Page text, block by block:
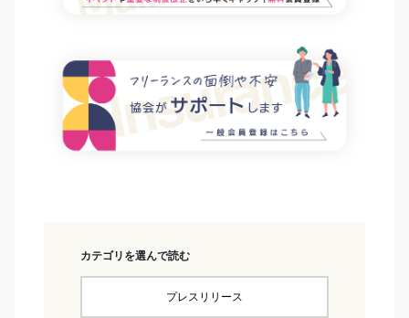
カテゴリを選んで読む
プレスリリース